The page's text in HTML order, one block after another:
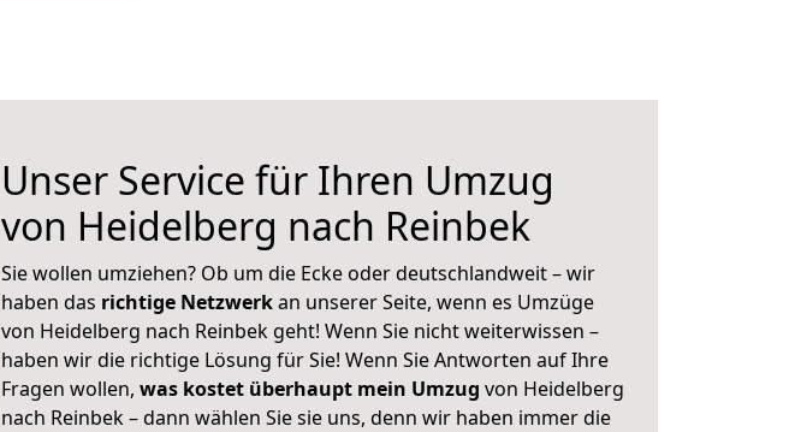
Unser Service für Ihren Umzug
von Heidelberg nach Reinbek
Sie wollen umziehen? Ob um die Ecke oder deutschlandweit – wir
haben das richtige Netzwerkan unserer Seite, wenn es Umzüge
von Heidelberg nach Reinbek geht! Wenn Sie nicht weiterwissen –
haben wir die richtige Lösung für Sie! Wenn Sie Antworten auf Ihre
Fragen wollen, was kostet überhaupt mein Umzug von Heidelberg
nach Reinbek – dann wählen Sie sie uns, denn wir haben immer die